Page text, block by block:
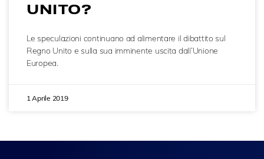
UNITO?
Le speculazioni continuano ad alimentare il dibattito sul
Regno Unito e sulla sua imminente uscita dall’Unione
Europea.
1 Aprile 2019